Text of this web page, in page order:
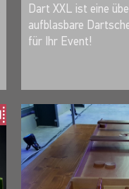
Dart XXL ist eine
aufblasbare
für Ihr Event!